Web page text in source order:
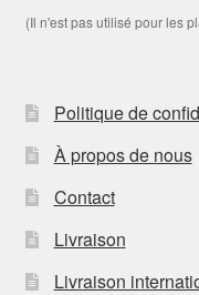
(Il n'est pas utilisé pour les
Politique de
À propos de nous
Contact
Livraison
Livraison